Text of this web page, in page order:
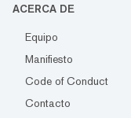
ACERCA DE
Equipo
Manifiesto
Code of Conduct
Contacto